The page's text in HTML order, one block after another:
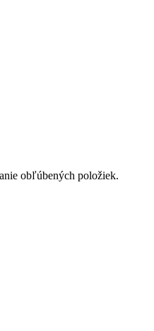
obľúbených položiek.